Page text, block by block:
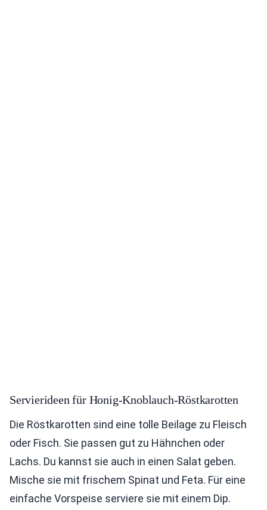
Servierideen für Honig-Knoblauch-Röstkarotten
Die Röstkarotten sind eine tolle Beilage zu Fleisch
oder Fisch. Sie passen gut zu Hähnchen oder
Lachs. Du kannst sie auch in einen Salat geben.
Mische sie mit frischem Spinat und Feta. Für eine
einfache Vorspeise serviere sie mit einem Dip.